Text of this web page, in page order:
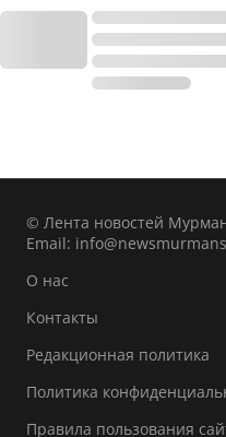
© Лента новостей
Email:
О нас
Контакты
Редакционная политика
Политика
Правила пользования